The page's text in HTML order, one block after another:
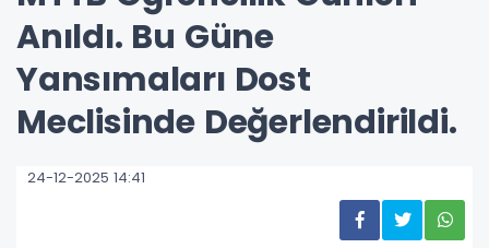
Anıldı. Bu Güne
Yansımaları Dost
Meclisinde Değerlendirildi.
24-12-2025 14:41